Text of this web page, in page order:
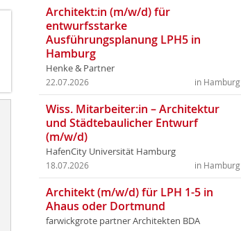
Architekt:in (m/w/d) für
entwurfsstarke
Ausführungsplanung LPH5 in
Hamburg
Henke & Partner
in Hamburg
22.07.2026
Wiss. Mitarbeiter:in – Architektur
und Städtebaulicher Entwurf
(m/w/d)
HafenCity Universität Hamburg
in Hamburg
18.07.2026
Architekt (m/w/d) für LPH 1-5 in
Ahaus oder Dortmund
farwickgrote partner Architekten BDA